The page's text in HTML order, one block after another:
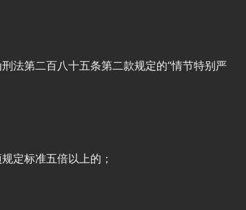
法第二百八十五条第二款规定的“情节特别严
定标准五倍以上的；